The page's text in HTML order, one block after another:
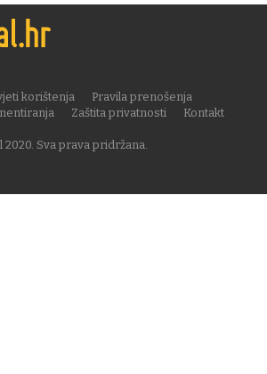
Sva prava pridržana.
korištenja
Pravila prenošenja
Zaštita privatnosti
Kontakt